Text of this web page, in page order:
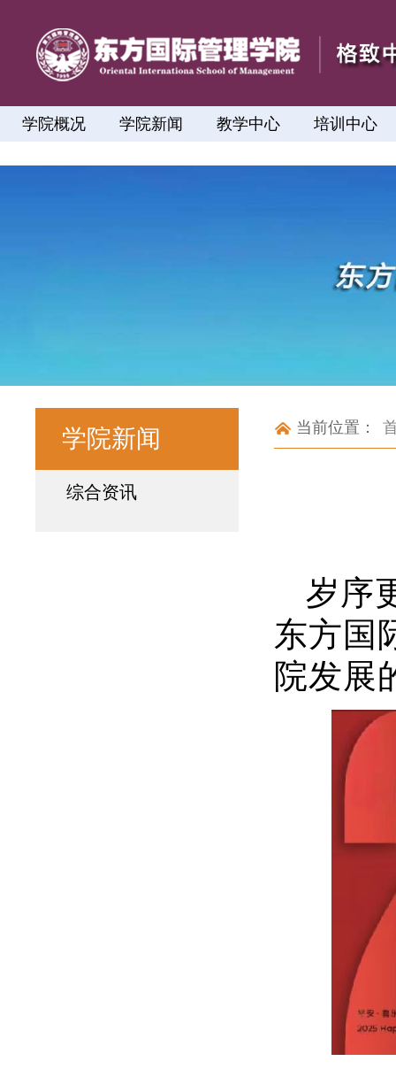
学院概况 学院新闻 教学中心 培训中心
学院新闻
综合资讯
当前位置：
岁序
东方国
院发展